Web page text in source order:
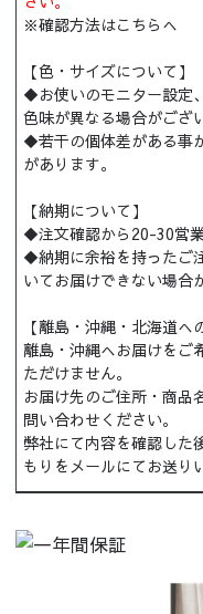
※確認方法はこちらへ
【色・サイズについて】
◆お使いのモニター設定
色味が異なる場合がござ
◆若干の個体差がある事
があります。
【納期について】
◆注文確認から20-30営
◆納期に余裕を持ったご
いてお届けできない場合
【離島・沖縄・北海道へ
離島・沖縄へお届けをご
ただけません。
お届け先のご住所・商品
問い合わせください。
弊社にて内容を確認した
もりをメールにてお送り